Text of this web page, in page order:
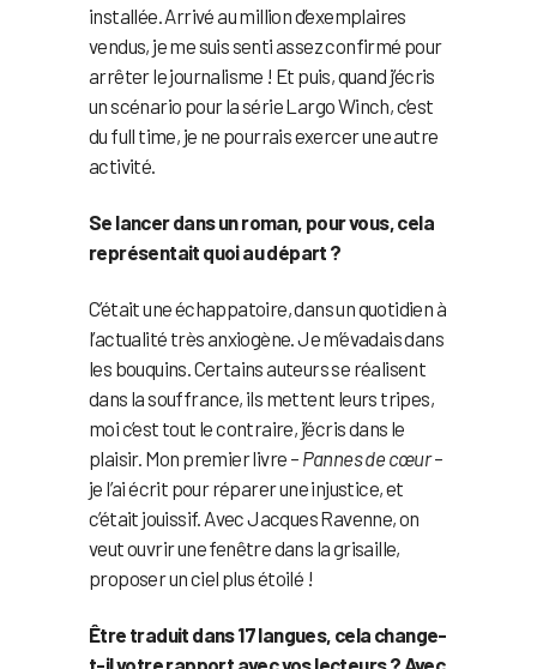
installée. Arrivé au million d’exemplaires
vendus, je me suis senti assez confirmé pour
arrêter le journalisme ! Et puis, quand j’écris
un scénario pour la série Largo Winch, c’est
du full time, je ne pourrais exercer une autre
activité.
Se lancer dans un roman, pour vous, cela
représentait quoi au départ ?
C’était une échappatoire, dans un quotidien à
l’actualité très anxiogène. Je m’évadais dans
les bouquins. Certains auteurs se réalisent
dans la souffrance, ils mettent leurs tripes,
moi c’est tout le contraire, j’écris dans le
plaisir. Mon premier livre – Pannes de cœur–
je l’ai écrit pour réparer une injustice, et
c’était jouissif. Avec Jacques Ravenne, on
veut ouvrir une fenêtre dans la grisaille,
proposer un ciel plus étoilé !
Être traduit dans 17 langues, cela change-